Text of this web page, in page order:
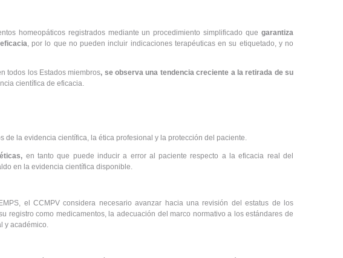
homeopáticos registrados mediante un procedimiento simplificado que garantiza
, por lo que no pueden incluir indicaciones terapéuticas en su etiquetado, y no
todos los Estados miembros, se observa una tendencia creciente a la retirada de su
científica de eficacia.
la evidencia científica, la ética profesional y la protección del paciente.
en tanto que puede inducir a error al paciente respecto a la eficacia real del
en la evidencia científica disponible.
el CCMPV considera necesario avanzar hacia una revisión del estatus de los
registro como medicamentos, la adecuación del marco normativo a los estándares de
y académico.